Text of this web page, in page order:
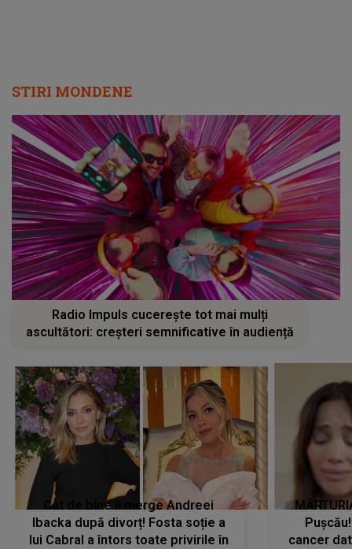
STIRI MONDENE
Radio Impuls cucerește tot mai mulți
ascultători: creșteri semnificative în audiență
Cât de bine îi merge Andreei
Ibacka după divorț! Fosta soție a
lui Cabral a întors toate privirile în
cancer